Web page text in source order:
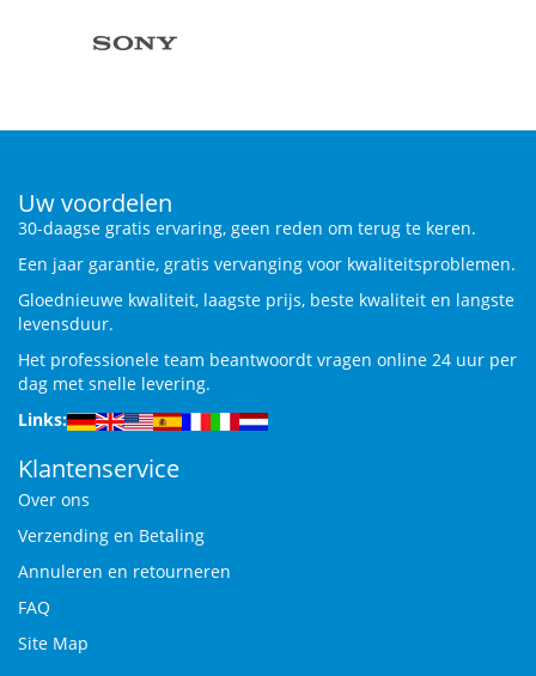
Uw voordelen
30-daagse gratis ervaring, geen reden om terug te keren.
Een jaar garantie, gratis vervanging voor kwaliteitsproblemen.
Gloednieuwe kwaliteit, laagste prijs, beste kwaliteit en langste
levensduur.
Het professionele team beantwoordt vragen online 24 uur per
dag met snelle levering.
Links:
Klantenservice
Over ons
Verzending en Betaling
Annuleren en retourneren
FAQ
Site Map